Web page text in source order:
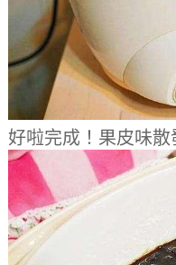
好啦完成！果皮味散